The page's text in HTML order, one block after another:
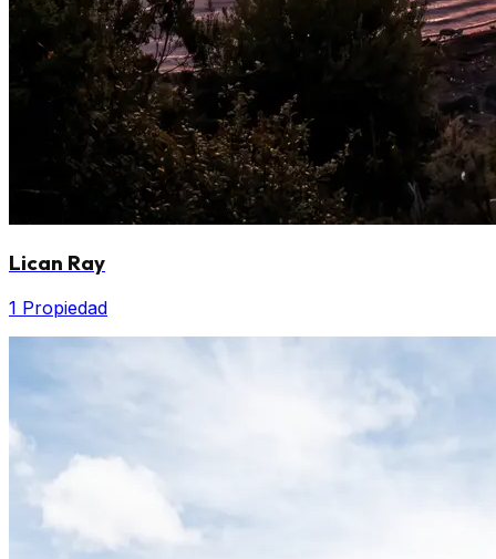
Lican Ray
1 Propiedad